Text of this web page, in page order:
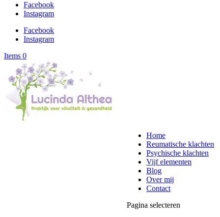
Facebook
Instagram
Facebook
Instagram
Items 0
Home
Reumatische klachten
Psychische klachten
Vijf elementen
Blog
Over mij
Contact
Pagina selecteren